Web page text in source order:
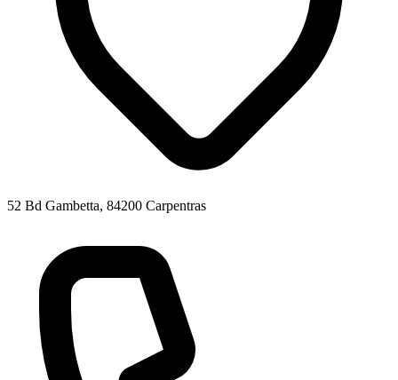
52 Bd Gambetta, 84200 Carpentras